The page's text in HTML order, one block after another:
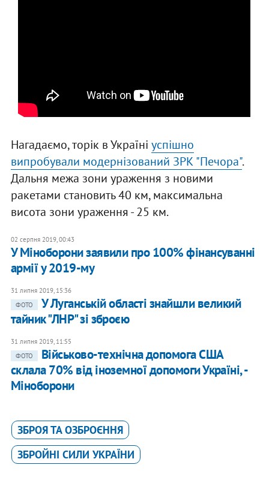
Нагадаємо, торік в Україні успішно
випробували модернізований ЗРК "Печора".
Дальня межа зони ураження з новими
ракетами становить 40 км, максимальна
висота зони ураження - 25 км.
02 серпня 2019, 00:43
У Міноборони заявили про 100% фінансуванні
армії у 2019-му
31 липня 2019, 15:36
ФОТО
У Луганській області знайшли великий
тайник "ЛНР" зі зброєю
31 липня 2019, 11:55
ФОТО
Військово-технічна допомога США
склала 70% від іноземної допомоги Україні, -
Міноборони
ЗБРОЯ ТА ОЗБРОЄННЯ
ЗБРОЙНІ СИЛИ УКРАЇНИ